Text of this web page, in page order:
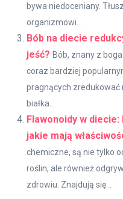
bywa niedoceniany.
organizmowi...
Bób na diecie
jeść? Bób, znany z
coraz bardziej
pragnących zredukować
białka...
Flawonoidy w
jakie mają
chemiczne, są nie tylko
roślin, ale również
zdrowiu. Znajdują się...